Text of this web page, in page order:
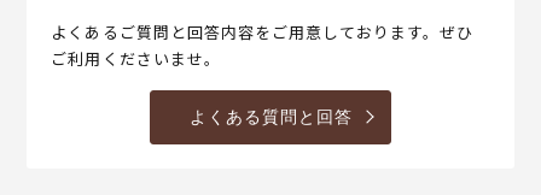
よくあるご質問と回答内容をご用意しております。ぜひ
ご利用くださいませ。
よくある質問と回答